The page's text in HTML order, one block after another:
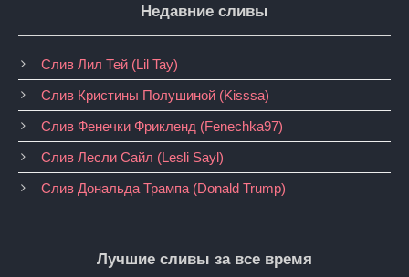
Недавние сливы
Слив Лил Тей (Lil Tay)
Слив Кристины Полушиной (Kisssa)
Слив Фенечки Фрикленд (Fenechka97)
Слив Лесли Сайл (Lesli Sayl)
Слив Дональда Трампа (Donald Trump)
Лучшие сливы за все время